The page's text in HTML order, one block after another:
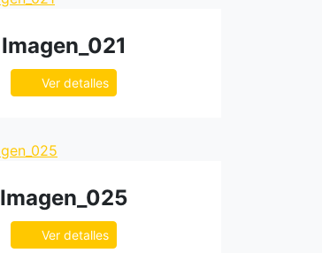
Imagen_021
Ver detalles
Imagen_025
Ver detalles